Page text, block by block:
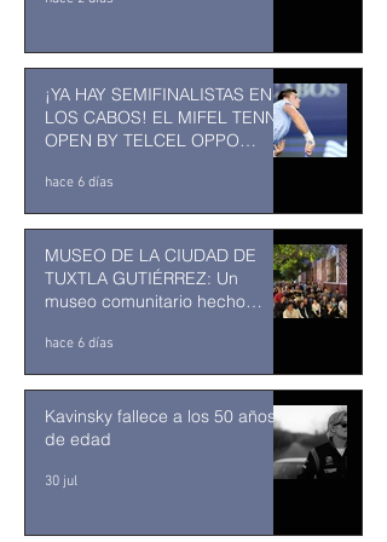
¡YA HAY SEMIFINALISTAS EN
LOS CABOS! EL MIFEL TENNIS
OPEN BY TELCEL OPPO
hace 6 días
MUSEO DE LA CIUDAD DE
TUXTLA GUTIÉRREZ: Un
museo comunitario hecho
hace 6 días
Kavinsky fallece a los 50 años
de edad
30 jul